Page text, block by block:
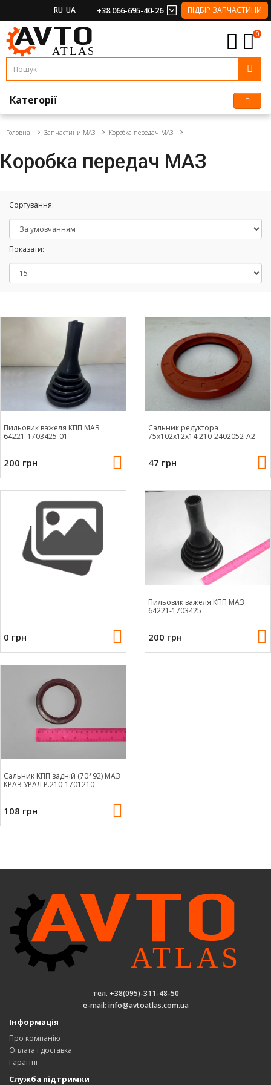
RU UA +38 066-695-40-26 ПІДБІР ЗАПЧАСТИНИ
0
Категорії
Головна Запчастини МАЗ Коробка передач МАЗ
Коробка передач МАЗ
Сортування:
Показати:
Пильовик важеля КПП МАЗ
64221-1703425-01
200 грн
Сальник редуктора
75х102х12х14 210-2402052-А2
47 грн
0 грн
Пильовик важеля КПП МАЗ
64221-1703425
200 грн
Сальник КПП задній (70*92) МАЗ
КРАЗ УРАЛ Р.210-1701210
108 грн
тел. +38(095)-311-48-50
e-mail: info@avtoatlas.com.ua
Інформація
Про компанію
Оплата і доставка
Гарантії
Служба підтримки